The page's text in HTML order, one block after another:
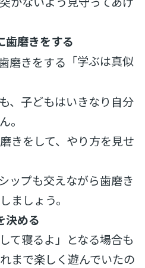
歯磨きをする
「学ぶは真似
、子どもはいきなり自分
。
きをして、やり方を見せ
ップも交えながら歯磨き
ましょう。
決める
て寝るよ」となる場合も
まで楽しく遊んでいたの